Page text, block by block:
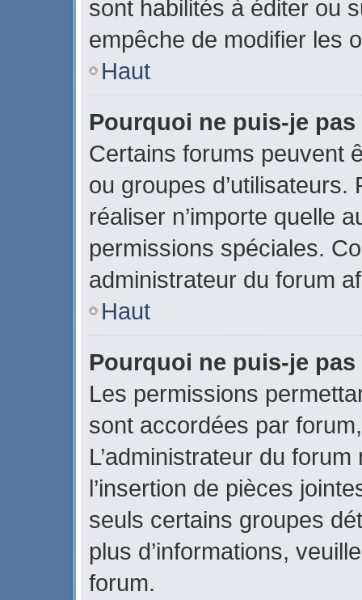
sont habilités à éditer ou
empêche de modifier les
Haut
Pourquoi ne puis-je
Certains forums peuvent
ou groupes
réaliser n’importe quelle
permissions spéciales.
administrateur du forum
Haut
Pourquoi ne puis-je
Les permissions
sont accordées par
L’administrateur du
l’insertion de pièces
seuls certains groupes
plus d’informations,
forum.